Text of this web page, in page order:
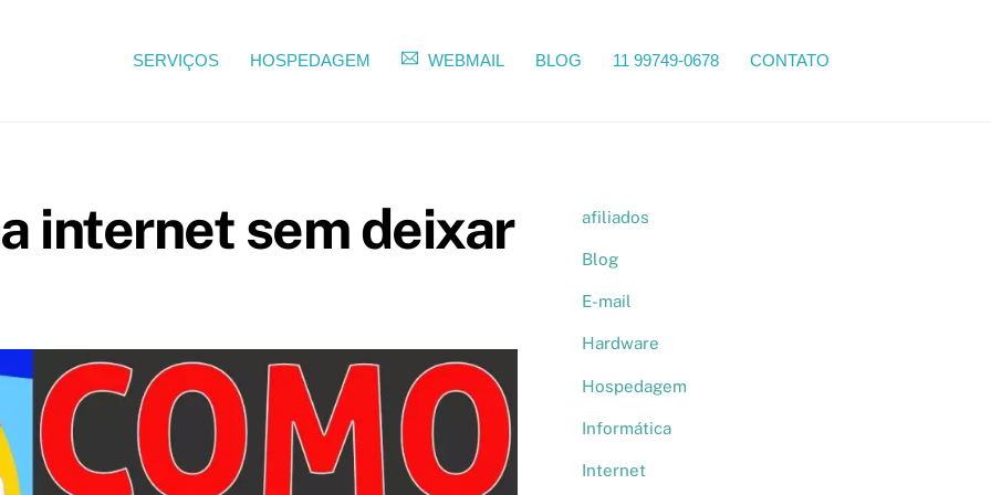
SERVIÇOS HOSPEDAGEM WEBMAIL BLOG 11 99749-0678 CONTATO
internet sem deixar
afiliados
Blog
E-mail
Hardware
Hospedagem
Informática
Internet